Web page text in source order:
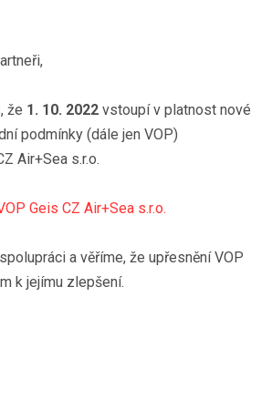
že 1. 10. 2022vstoupí v platnost nové
podmínky (dále jen VOP)
Air+Sea s.r.o.
Geis CZ Air+Sea s.r.o.
a věříme, že upřesnění VOP
k jejímu zlepšení.